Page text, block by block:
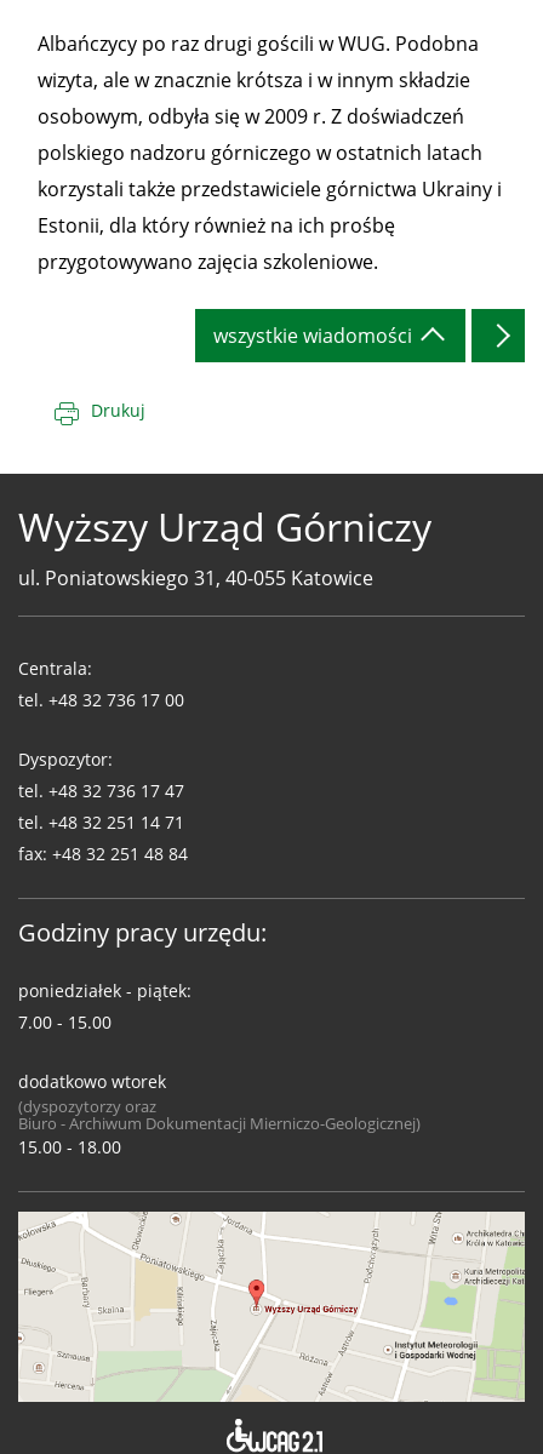
Albańczycy po raz drugi gościli w WUG. Podobna
wizyta, ale w znacznie krótsza i w innym składzie
osobowym, odbyła się w 2009 r. Z doświadczeń
polskiego nadzoru górniczego w ostatnich latach
korzystali także przedstawiciele górnictwa Ukrainy i
Estonii, dla który również na ich prośbę
przygotowywano zajęcia szkoleniowe.
wszystkie wiadomości
Drukuj
Wyższy Urząd Górniczy
ul. Poniatowskiego 31, 40-055 Katowice
WUG
Centrala:
tel. +48 32 736 17 00
Dyspozytor:
tel. +48 32 736 17 47
tel. +48 32 251 14 71
fax: +48 32 251 48 84
Godziny pracy urzędu:
poniedziałek - piątek:
7.00 - 15.00
dodatkowo wtorek
(dyspozytorzy oraz
Biuro - Archiwum Dokumentacji Mierniczo-Geologicznej)
15.00 - 18.00